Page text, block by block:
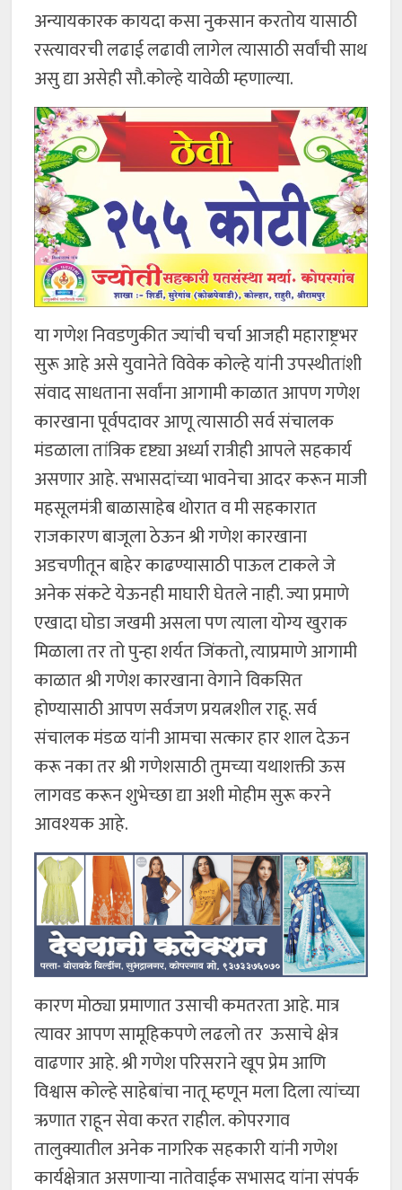
अन्यायकारक कायदा कसा नुकसान करतोय यासाठी
रस्त्यावरची लढाई लढावी लागेल त्यासाठी सर्वांची साथ
असु द्या असेही सौ.कोल्हे यावेळी म्हणाल्या.
या गणेश निवडणुकीत ज्यांची चर्चा आजही महाराष्ट्रभर
सुरू आहे असे युवानेते विवेक कोल्हे यांनी उपस्थीतांशी
संवाद साधताना सर्वांना आगामी काळात आपण गणेश
कारखाना पूर्वपदावर आणू त्यासाठी सर्व संचालक
मंडळाला तांत्रिक दृष्ट्या अर्ध्या रात्रीही आपले सहकार्य
असणार आहे. सभासदांच्या भावनेचा आदर करून माजी
महसूलमंत्री बाळासाहेब थोरात व मी सहकारात
राजकारण बाजूला ठेऊन श्री गणेश कारखाना
अडचणीतून बाहेर काढण्यासाठी पाऊल टाकले जे
अनेक संकटे येऊनही माघारी घेतले नाही. ज्या प्रमाणे
एखादा घोडा जखमी असला पण त्याला योग्य खुराक
मिळाला तर तो पुन्हा शर्यत जिंकतो, त्याप्रमाणे आगामी
काळात श्री गणेश कारखाना वेगाने विकसित
होण्यासाठी आपण सर्वजण प्रयत्नशील राहू. सर्व
संचालक मंडळ यांनी आमचा सत्कार हार शाल देऊन
करू नका तर श्री गणेशसाठी तुमच्या यथाशक्ती ऊस
लागवड करून शुभेच्छा द्या अशी मोहीम सुरू करने
आवश्यक आहे.
कारण मोठ्या प्रमाणात उसाची कमतरता आहे. मात्र
त्यावर आपण सामूहिकपणे लढलो तर ऊसाचे क्षेत्र
वाढणार आहे. श्री गणेश परिसराने खूप प्रेम आणि
विश्वास कोल्हे साहेबांचा नातू म्हणून मला दिला त्यांच्या
ऋणात राहून सेवा करत राहील. कोपरगाव
तालुक्यातील अनेक नागरिक सहकारी यांनी गणेश
कार्यक्षेत्रात असणाऱ्या नातेवाईक सभासद यांना संपर्क